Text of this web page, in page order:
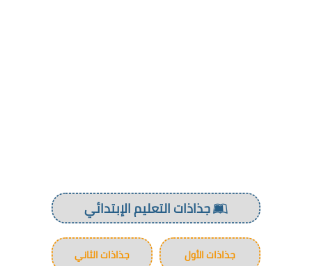
جذاذات التعليم الإبتدائي
جذاذات الأول جذاذات الثاني